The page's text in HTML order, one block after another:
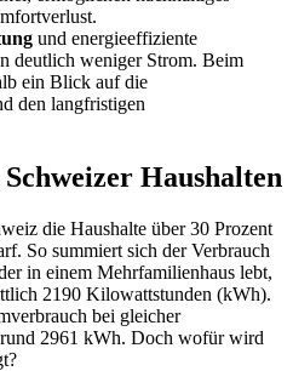
und energieeffiziente
deutlich weniger Strom. Beim
ein Blick auf die
den langfristigen
Haushalten
die Haushalte über 30 Prozent
So summiert sich der Verbrauch
in einem Mehrfamilienhaus lebt,
2190 Kilowattstunden (kWh).
bei gleicher
rund 2961 kWh. Doch wofür wird